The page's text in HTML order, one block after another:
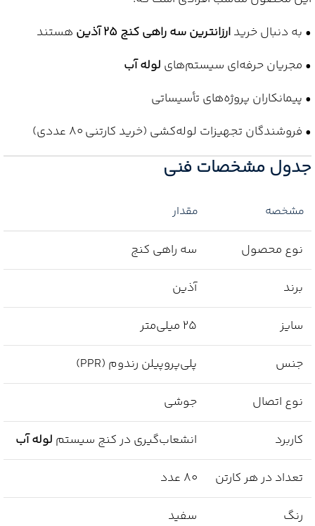
• به دنبال خریدارزانترین سه راهی کنج 25 آذین
هستند
• مجریان حرفه‌ای سیستم‌های لوله آب
• پیمانکاران پروژه‌های تأسیساتی
• فروشندگان تجهیزات لوله‌کشی (خرید کارتنی 80 عددی)
جدول مشخصات فنی
مشخصه مقدار
نوع محصول سه راهی کنج
برند آذین
سایز 25 میلی‌متر
جنس پلی‌پروپیلن رندوم (PPR)
نوع اتصال جوشی
کاربرد انشعاب‌گیری در کنج سیستم لوله آب
تعداد در هر کارتن 80 عدد
رنگ سفید